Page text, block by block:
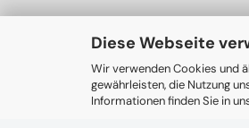
Diese Webseite
Wir verwenden Cookies und
gewährleisten, die Nutzung
Informationen finden Sie in